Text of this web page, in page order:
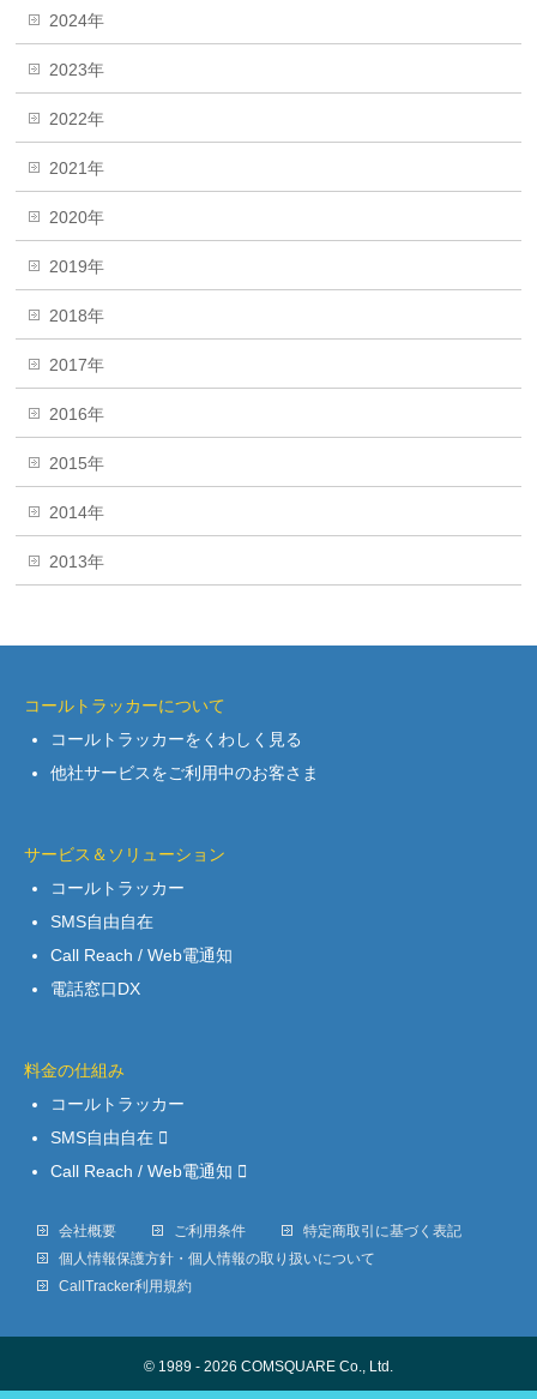
2024年
2023年
2022年
2021年
2020年
2019年
2018年
2017年
2016年
2015年
2014年
2013年
コールトラッカーについて
コールトラッカーをくわしく見る
他社サービスをご利用中のお客さま
サービス＆ソリューション
コールトラッカー
SMS自由自在
Call Reach / Web電通知
電話窓口DX
料金の仕組み
コールトラッカー
SMS自由自在
Call Reach / Web電通知
会社概要 ご利用条件
特定商取引に基づく表記
個人情報保護方針・個人情報の取り扱いについて
CallTracker利用規約
© 1989 - 2026 COMSQUARE Co., Ltd.